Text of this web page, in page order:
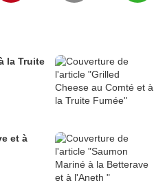
la Truite
et à